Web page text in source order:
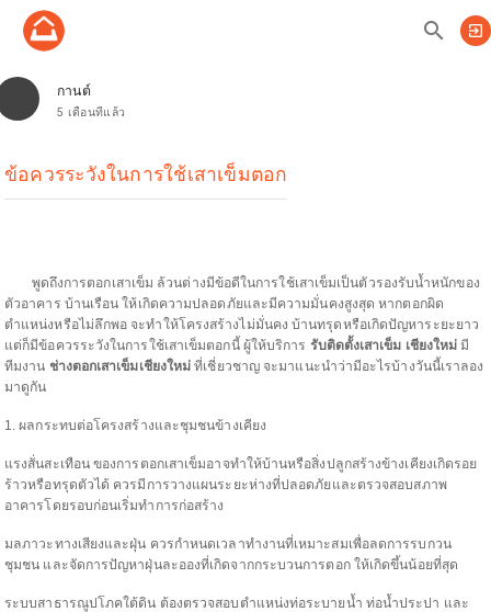
search exit_to_app
กานต์
5 เดือนที่แล้ว
ข้อควรระวังในการใช้เสาเข็มตอก
พูดถึงการตอกเสาเข็ม ล้วนต่างมีข้อดีในการใช้เสาเข็มเป็นตัวรองรับน้ำหนักของ
ตัวอาคาร บ้านเรือน ให้เกิดความปลอดภัยและมีความมั่นคงสูงสุด หากตอกผิด
ตำแหน่งหรือไม่ลึกพอ จะทำให้โครงสร้างไม่มั่นคง บ้านทรุดหรือเกิดปัญหาระยะยาว
แต่ก็มีข้อควรระวังในการใช้เสาเข็มตอกนี้ ผู้ให้บริการ รับติดตั้งเสาเข็ม เชียงใหม่ มี
ทีมงาน ช่างตอกเสาเข็มเชียงใหม่ที่เชี่ยวชาญ จะมาแนะนำว่ามีอะไรบ้างวันนี้เราลอง
มาดูกัน
1. ผลกระทบต่อโครงสร้างและชุมชนข้างเคียง
แรงสั่นสะเทือน ของการตอกเสาเข็มอาจทำให้บ้านหรือสิ่งปลูกสร้างข้างเคียงเกิดรอย
ร้าวหรือทรุดตัวได้ ควรมีการวางแผนระยะห่างที่ปลอดภัยและตรวจสอบสภาพ
อาคารโดยรอบก่อนเริ่มทำการก่อสร้าง
มลภาวะทางเสียงและฝุ่น ควรกำหนดเวลาทำงานที่เหมาะสมเพื่อลดการรบกวน
ชุมชน และจัดการปัญหาฝุ่นละอองที่เกิดจากกระบวนการตอก ให้เกิดขึ้นน้อยที่สุด
ระบบสาธารณูปโภคใต้ดิน ต้องตรวจสอบตำแหน่งท่อระบายน้ำ ท่อน้ำประปา และ